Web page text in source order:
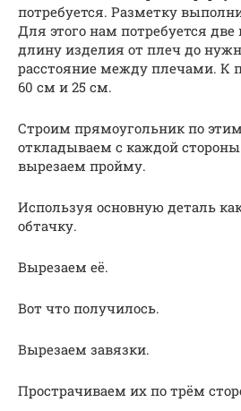
потребуется. Разметку
Для этого нам потребуется
длину изделия от плеч до
расстояние между плечами. К
60 см и 25 см.
Строим прямоугольник по
откладываем с каждой
вырезаем пройму.
Используя основную деталь
обтачку.
Вырезаем её.
Вот что получилось.
Вырезаем завязки.
Прострачиваем их по трём